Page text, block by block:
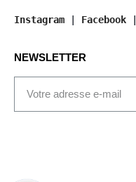
Instagram Facebook
NEWSLETTER